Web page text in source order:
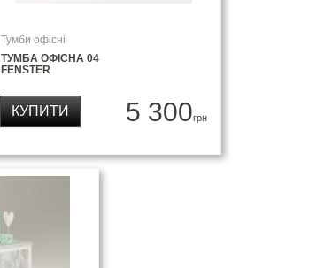
Тумби офісні
ТУМБА ОФІСНА 04
FENSTER
5 300грн
КУПИТИ